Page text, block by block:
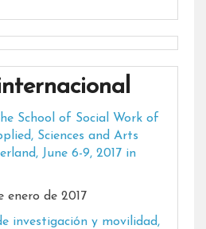
School of Social Work of
Sciences and Arts
June 6-9, 2017 in
enero de 2017
investigación y movilidad,